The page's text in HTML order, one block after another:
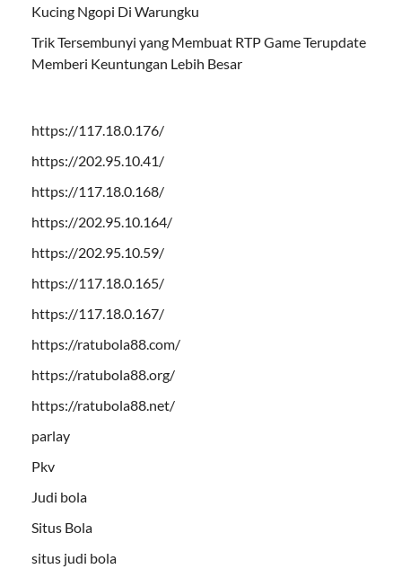
Kucing Ngopi Di Warungku
Trik Tersembunyi yang Membuat RTP Game Terupdate
Memberi Keuntungan Lebih Besar
https://117.18.0.176/
https://202.95.10.41/
https://117.18.0.168/
https://202.95.10.164/
https://202.95.10.59/
https://117.18.0.165/
https://117.18.0.167/
https://ratubola88.com/
https://ratubola88.org/
https://ratubola88.net/
parlay
Pkv
Judi bola
Situs Bola
situs judi bola